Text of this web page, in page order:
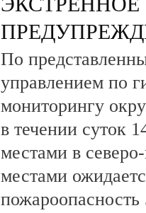
По
управлением по
мониторингу
в течении суток
местами в
местами
пожароопасность